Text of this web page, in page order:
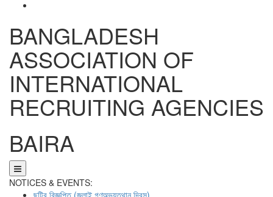
BANGLADESH
ASSOCIATION OF
INTERNATIONAL
RECRUITING AGENCIES
BAIRA
NOTICES & EVENTS: